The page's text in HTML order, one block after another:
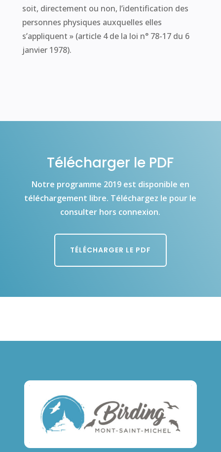
soit, directement ou non, l’identification des
personnes physiques auxquelles elles
s’appliquent » (article 4 de la loi n° 78-17 du 6
janvier 1978).
Télécharger le PDF
Notre programme 2019 est disponible en
téléchargement libre. Téléchargez le pour le
consulter hors connexion.
TÉLÉCHARGER LE PDF